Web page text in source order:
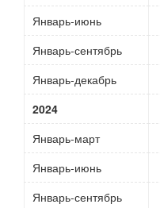
Январь-июнь
Январь-сентябрь
Январь-декабрь
2024
Январь-март
Январь-июнь
Январь-сентябрь